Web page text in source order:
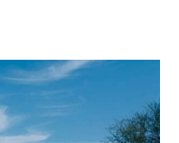
(El